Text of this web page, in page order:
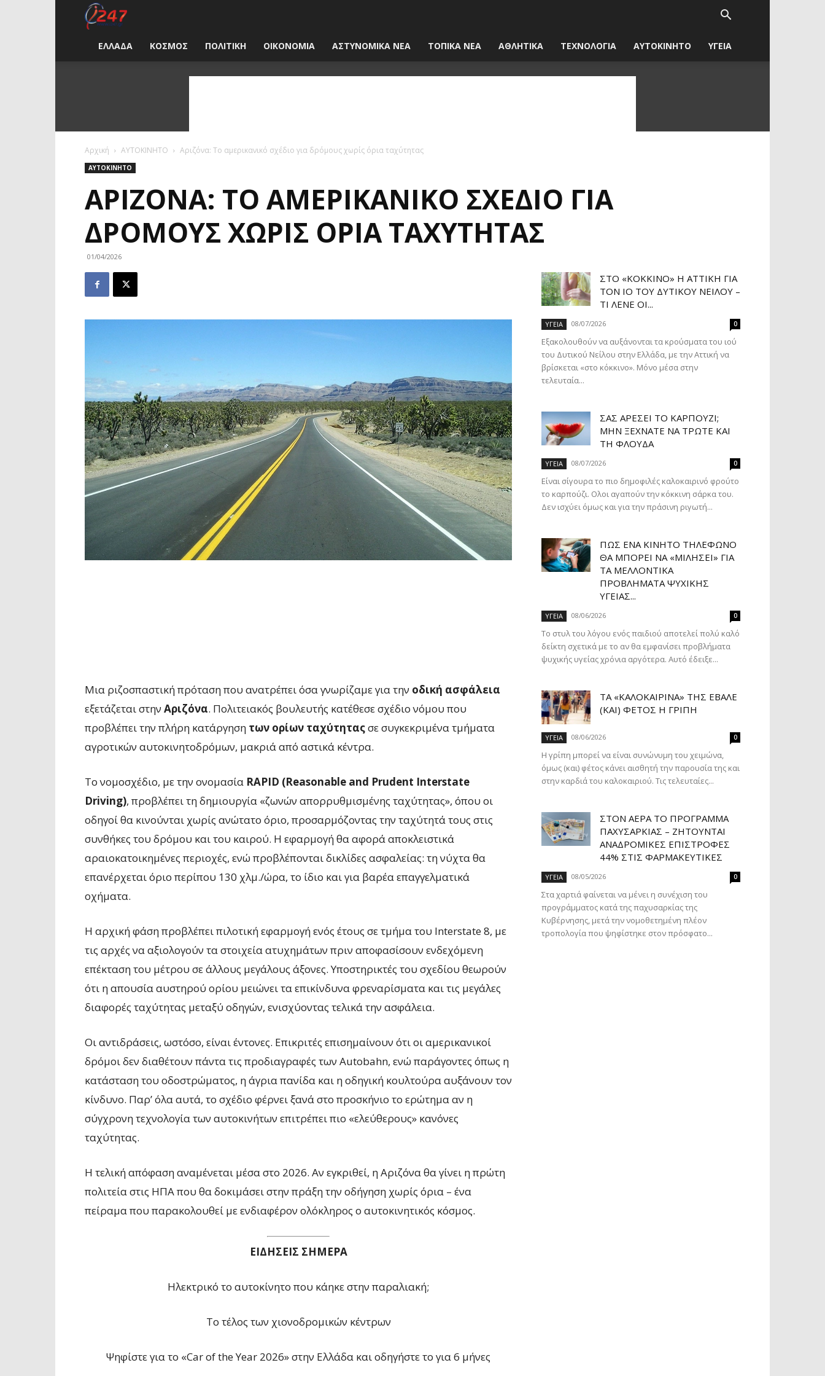
i247
News
ΕΛΛΑΔΑ ΚΟΣΜΟΣ ΠΟΛΙΤΙΚΗ ΟΙΚΟΝΟΜΙΑ ΑΣΤΥΝΟΜΙΚΑ ΝΕΑ ΤΟΠΙΚΑ ΝΕΑ ΑΘΛΗΤΙΚΑ ΤΕΧΝΟΛΟΓΙΑ ΑΥΤΟΚΙΝΗΤΟ ΥΓΕΙΑ
Αρχική ΑΥΤΟΚΙΝΗΤΟ Αριζόνα: Το αμερικανικό σχέδιο για δρόμους χωρίς όρια ταχύτητας
ΑΥΤΟΚΙΝΗΤΟ
ΑΡΙΖΌΝΑ: ΤΟ ΑΜΕΡΙΚΑΝΙΚΌ ΣΧΈΔΙΟ ΓΙΑ
ΔΡΌΜΟΥΣ ΧΩΡΊΣ ΌΡΙΑ ΤΑΧΎΤΗΤΑΣ
01/04/2026
Μια ριζοσπαστική πρόταση που ανατρέπει όσα γνωρίζαμε για την οδική ασφάλεια
εξετάζεται στην Αριζόνα. Πολιτειακός βουλευτής κατέθεσε σχέδιο νόμου που
προβλέπει την πλήρη κατάργηση των ορίων ταχύτηταςσε συγκεκριμένα τμήματα
αγροτικών αυτοκινητοδρόμων, μακριά από αστικά κέντρα.
Το νομοσχέδιο, με την ονομασία RAPID (Reasonable and Prudent Interstate
Driving), προβλέπει τη δημιουργία «ζωνών απορρυθμισμένης ταχύτητας», όπου οι
οδηγοί θα κινούνται χωρίς ανώτατο όριο, προσαρμόζοντας την ταχύτητά τους στις
συνθήκες του δρόμου και του καιρού. Η εφαρμογή θα αφορά αποκλειστικά
αραιοκατοικημένες περιοχές, ενώ προβλέπονται δικλίδες ασφαλείας: τη νύχτα θα
επανέρχεται όριο περίπου 130 χλμ./ώρα, το ίδιο και για βαρέα επαγγελματικά
οχήματα.
Η αρχική φάση προβλέπει πιλοτική εφαρμογή ενός έτους σε τμήμα του Interstate 8, με
τις αρχές να αξιολογούν τα στοιχεία ατυχημάτων πριν αποφασίσουν ενδεχόμενη
επέκταση του μέτρου σε άλλους μεγάλους άξονες. Υποστηρικτές του σχεδίου θεωρούν
ότι η απουσία αυστηρού ορίου μειώνει τα επικίνδυνα φρεναρίσματα και τις μεγάλες
διαφορές ταχύτητας μεταξύ οδηγών, ενισχύοντας τελικά την ασφάλεια.
Οι αντιδράσεις, ωστόσο, είναι έντονες. Επικριτές επισημαίνουν ότι οι αμερικανικοί
δρόμοι δεν διαθέτουν πάντα τις προδιαγραφές των Autobahn, ενώ παράγοντες όπως η
κατάσταση του οδοστρώματος, η άγρια πανίδα και η οδηγική κουλτούρα αυξάνουν τον
κίνδυνο. Παρ’ όλα αυτά, το σχέδιο φέρνει ξανά στο προσκήνιο το ερώτημα αν η
σύγχρονη τεχνολογία των αυτοκινήτων επιτρέπει πιο «ελεύθερους» κανόνες
ταχύτητας.
Η τελική απόφαση αναμένεται μέσα στο 2026. Αν εγκριθεί, η Αριζόνα θα γίνει η πρώτη
πολιτεία στις ΗΠΑ που θα δοκιμάσει στην πράξη την οδήγηση χωρίς όρια – ένα
πείραμα που παρακολουθεί με ενδιαφέρον ολόκληρος ο αυτοκινητικός κόσμος.
ΕΙΔΗΣΕΙΣ ΣΗΜΕΡΑ
Ηλεκτρικό το αυτοκίνητο που κάηκε στην παραλιακή;
Το τέλος των χιονοδρομικών κέντρων
Ψηφίστε για το «Car of the Year 2026» στην Ελλάδα και οδηγήστε το για 6 μήνες
ΣΤΟ «ΚΌΚΚΙΝΟ» Η ΑΤΤΙΚΉ ΓΙΑ
ΤΟΝ ΙΌ ΤΟΥ ΔΥΤΙΚΟΎ ΝΕΊΛΟΥ –
ΤΙ ΛΈΝΕ ΟΙ...
ΥΓΕΙΑ 08/07/2026 0
Εξακολουθούν να αυξάνονται τα κρούσματα του ιού
του Δυτικού Νείλου στην Ελλάδα, με την Αττική να
βρίσκεται «στο κόκκινο». Μόνο μέσα στην
τελευταία...
ΣΑΣ ΑΡΈΣΕΙ ΤΟ ΚΑΡΠΟΎΖΙ;
ΜΗΝ ΞΕΧΝΆΤΕ ΝΑ ΤΡΏΤΕ ΚΑΙ
ΤΗ ΦΛΟΎΔΑ
ΥΓΕΙΑ 08/07/2026 0
Eίναι σίγουρα το πιο δημοφιλές καλοκαιρινό φρούτο
το καρπούζι. Ολοι αγαπούν την κόκκινη σάρκα του.
Δεν ισχύει όμως και για την πράσινη ριγωτή...
ΠΏΣ ΈΝΑ ΚΙΝΗΤΌ ΤΗΛΈΦΩΝΟ
ΘΑ ΜΠΟΡΕΊ ΝΑ «ΜΙΛΉΣΕΙ» ΓΙΑ
ΤΑ ΜΕΛΛΟΝΤΙΚΆ
ΠΡΟΒΛΉΜΑΤΑ ΨΥΧΙΚΉΣ
ΥΓΕΊΑΣ...
ΥΓΕΙΑ 08/06/2026 0
Το στυλ του λόγου ενός παιδιού αποτελεί πολύ καλό
δείκτη σχετικά με το αν θα εμφανίσει προβλήματα
ψυχικής υγείας χρόνια αργότερα. Αυτό έδειξε...
ΤΑ «ΚΑΛΟΚΑΙΡΙΝΆ» ΤΗΣ ΈΒΑΛΕ
(ΚΑΙ) ΦΈΤΟΣ Η ΓΡΊΠΗ
ΥΓΕΙΑ 08/06/2026 0
Η γρίπη μπορεί να είναι συνώνυμη του χειμώνα,
όμως (και) φέτος κάνει αισθητή την παρουσία της και
στην καρδιά του καλοκαιριού. Τις τελευταίες...
ΣΤΟΝ ΑΈΡΑ ΤΟ ΠΡΌΓΡΑΜΜΑ
ΠΑΧΥΣΑΡΚΊΑΣ – ΖΗΤΟΎΝΤΑΙ
ΑΝΑΔΡΟΜΙΚΈΣ ΕΠΙΣΤΡΟΦΈΣ
44% ΣΤΙΣ ΦΑΡΜΑΚΕΥΤΙΚΈΣ
ΥΓΕΙΑ 08/05/2026 0
Στα χαρτιά φαίνεται να μένει η συνέχιση του
προγράμματος κατά της παχυσαρκίας της
Κυβέρνησης, μετά την νομοθετημένη πλέον
τροπολογία που ψηφίστηκε στον πρόσφατο...